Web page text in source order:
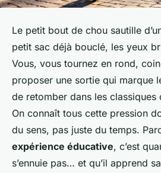
Le petit bout de chou sautille
petit sac déjà bouclé, les yeux
Vous, vous tournez en rond,
proposer une sortie qui marque
de retomber dans les classiques
On connaît tous cette pression
du sens, pas juste du temps.
expérience éducative, c’est
s’ennuie pas… et qu’il apprend